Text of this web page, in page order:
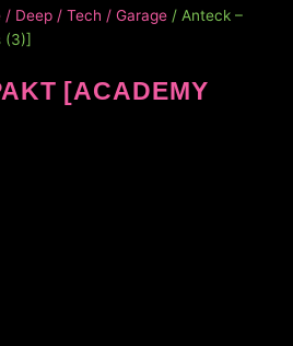
/ Deep / Tech / Garage / Anteck –
(3)]
[ACADEMY